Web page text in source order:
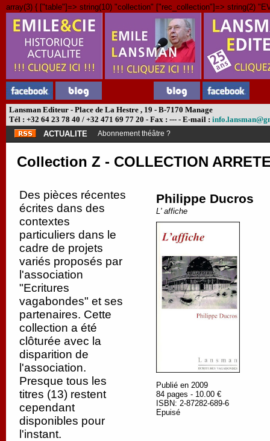
array(3) { ["table"]=> string(10) "collection" ["rec_collection"]=> string(2)
Lansman Editeur - Place de La Hestre , 19 - B-7170 Manage
Tél : +32 64 23 78 40 / +32 471 69 77 20 - Fax : --- - E-mail :
ACTUALITE
Abonnement théâtre ?
Collection Z - COLLECTION
Des pièces récentes
écrites dans des
contextes
particuliers dans le
cadre de projets
variés proposés par
l'association
"Ecritures
vagabondes" et ses
partenaires. Cette
collection a été
clôturée avec la
disparition de
l'association.
Presque tous les
titres (13) restent
cependant
disponibles pour
l'instant.
Philippe Ducros
L' affiche
Publié en 2009
84 pages - 10.00 €
ISBN: 2-87282-689-6
Epuisé